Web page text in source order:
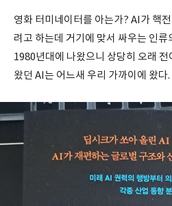
영화 터미네이터를 아는가? AI가 핵
려고 하는데 거기에 맞서 싸우는 인
1980년대에 나왔으니 상당히 오래
왔던 AI는 어느새 우리 가까이에 왔다.